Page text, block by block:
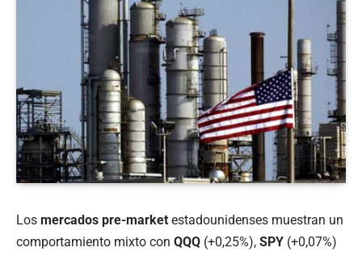
Los mercados pre-market estadounidenses muestran un
comportamiento mixto con QQQ (+0,25%), SPY (+0,07%)